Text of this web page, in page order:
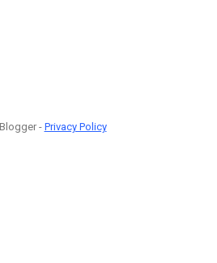
-Privacy Policy